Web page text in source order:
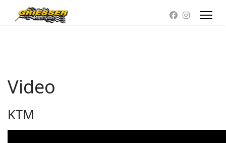
Video
KTM